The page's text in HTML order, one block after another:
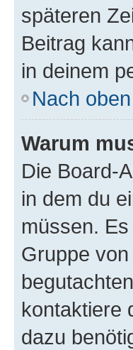
späteren
Beitrag
in deinem
Nach oben
Warum
Die Board-
in dem du
müssen.
Gruppe
kontaktiere
dazu